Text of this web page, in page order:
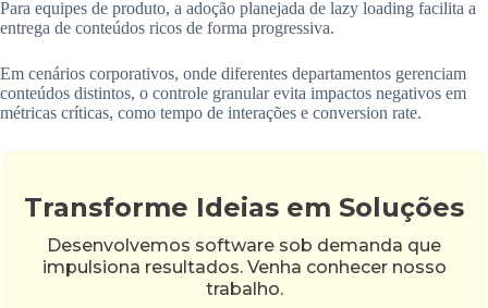
Para equipes de produto, a adoção planejada de lazy loading facilita a
entrega de conteúdos ricos de forma progressiva.
Em cenários corporativos, onde diferentes departamentos gerenciam
conteúdos distintos, o controle granular evita impactos negativos em
métricas críticas, como tempo de interações e conversion rate.
Transforme Ideias em Soluções
Desenvolvemos software sob demanda que
impulsiona resultados. Venha conhecer nosso
trabalho.